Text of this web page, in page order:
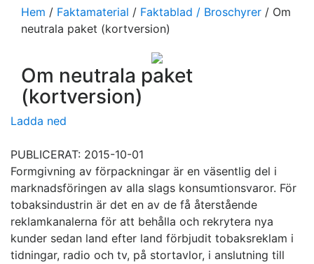
Hem / Faktamaterial / Faktablad / Broschyrer / Om
neutrala paket (kortversion)
Om neutrala paket
(kortversion)
Ladda ned
PUBLICERAT: 2015-10-01
Formgivning av förpackningar är en väsentlig del i
marknadsföringen av alla slags konsumtionsvaror. För
tobaksindustrin är det en av de få återstående
reklamkanalerna för att behålla och rekrytera nya
kunder sedan land efter land förbjudit tobaksreklam i
tidningar, radio och tv, på stortavlor, i anslutning till